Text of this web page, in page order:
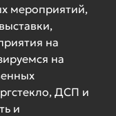
мероприятий,
на
на
ДСП и
и